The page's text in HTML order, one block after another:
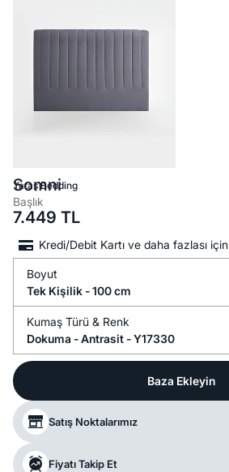
Yataş Bedding
Somni
Başlık
7.449 TL
Kredi/Debit Kartı ve daha fazlası için
Boyut
Tek Kişilik - 100 cm
Kumaş Türü & Renk
Dokuma -Antrasit - Y17330
Baza Ekleyin
Satış Noktalarımız
Fiyatı Takip Et